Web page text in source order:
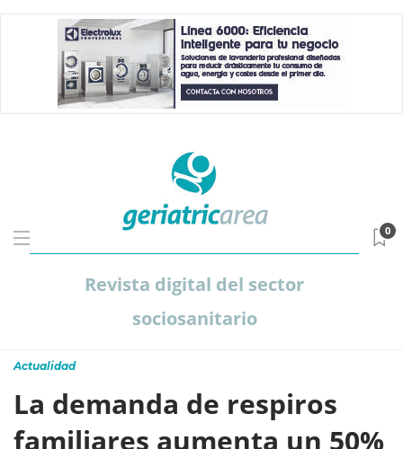
Revista digital del sector
sociosanitario
0
Actualidad
La demanda de respiros
familiares aumenta un 50%